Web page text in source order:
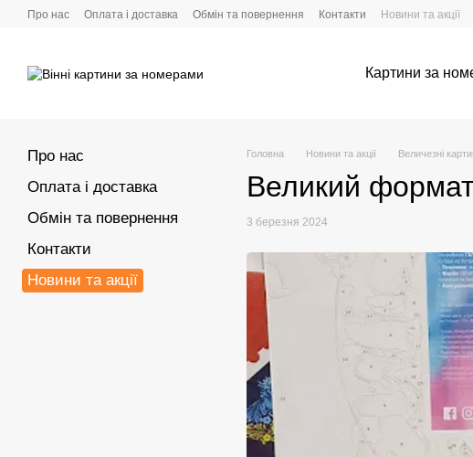
Перейти до основного контенту
Про нас Оплата і доставка Обмін та повернення Контакти Новини та акції
Картини за
Головна Новини та акції Величезні
Великий
3 березня 2024
Про нас
Оплата і доставка
Обмін та повернення
Контакти
Новини та акції